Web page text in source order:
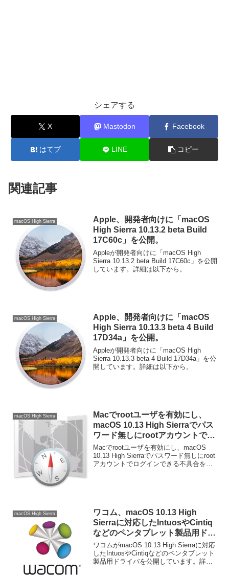
シェアする
X Mastodon Facebook
はてブ LINE コピー
関連記事
macOS High Sierra
Apple、開発者向けに「macOS
High Sierra 10.13.2 beta Build
17C60c」を公開。
Appleが開発者向けに「macOS High
Sierra 10.13.2 beta Build 17C60c」を公開
しています。詳細は以下から。
macOS High Sierra
Apple、開発者向けに「macOS
High Sierra 10.13.3 beta 4 Build
17D34a」を公開。
Appleが開発者向けに「macOS High
Sierra 10.13.3 beta 4 Build 17D34a」を公
開しています。詳細は以下から。
macOS High Sierra
Macでrootユーザを有効にし、
macOS 10.13 High Sierraでパス
ワード無しにrootアカウントでロ
グインできる不具合を修正する方
法。
Macでrootユーザを有効にし、macOS
10.13 High Sierraでパスワード無しにroot
アカウントでログインできる不具合を修
macOS High Sierra
ワコム、macOS 10.13 High
Sierraに対応したIntuosやCintiq
などのペンタブレット製品用ドラ
イバを公開。
ワコムがmacOS 10.13 High Sierraに対応
したIntuosやCintiqなどのペンタブレット
製品用ドライバを公開しています。詳細